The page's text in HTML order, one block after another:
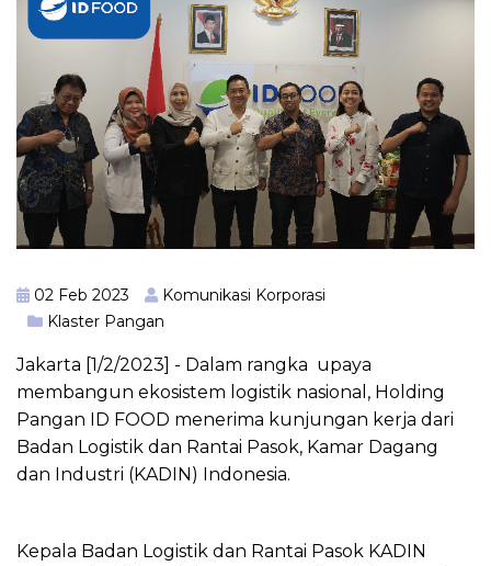
02 Feb 2023
Komunikasi Korporasi
Klaster Pangan
Jakarta [1/2/2023] - Dalam rangka upaya
membangun ekosistem logistik nasional, Holding
Pangan ID FOOD menerima kunjungan kerja dari
Badan Logistik dan Rantai Pasok, Kamar Dagang
dan Industri (KADIN) Indonesia.
Kepala Badan Logistik dan Rantai Pasok KADIN